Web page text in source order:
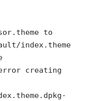
to
index.theme
creating